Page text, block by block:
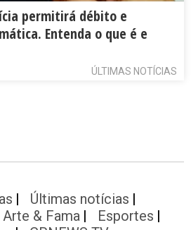
permitirá débito e
Entenda o que é e
ÚLTIMAS NOTÍCIAS
Últimas notícias
Arte & Fama
Esportes